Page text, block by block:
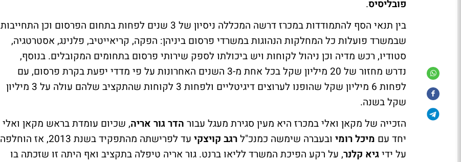
פובליסיס.
בין תנאי הסף להתמודדות במכרז דרשה המכללה ניסיון של 3 שנים לפחות בתחום הפרסום וכן התחייבות
שבמשרד פועלות כל המחלקות הנהוגות במשרדי פרסום ביניהן: הפקה, קריאייטיב, פלנינג, אסטרטגיה,
סטודיו, רכש מדיה וכן ניהול לקוחות ויש ביכולתו לספק שירותי פרסום בתחומים המקובלים. בנוסף,
נדרש מחזור של 20 מיליון שקל בכל אחת מ-3 השנים האחרונות על פי מדדי יפעת בקרת פרסום, עם
לפחות 6 מיליון שקל שהופנו לערוצים דיגיטליים ולפחות 3 לקוחות שהתקציב שלהם עולה על 3 מיליון
שקל בשנה.
הזכייה של מקאן ואלי במכרז היא מעין סגירת מעגל עבור הדר גור אריה, שכיום עומדת בראש מקאן ואלי
יחד עם מיכל רומי ובעברה שימשה כמנכ"לרגב קויצקי
עד לפרישתה מהתפקיד בשנת 2013, אז הוחלפה
על ידיגיא קלנר, על רקע הפיכת המשרד לליאו ברנט. גור אריה טיפלה בתקציב ואף היתה זו שזכתה בו